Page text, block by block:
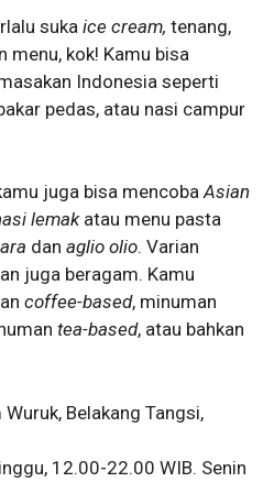
suka ice cream, tenang,
menu, kok! Kamu bisa
Indonesia seperti
pedas, atau nasi campur
juga bisa mencobaAsian
lemakatau menu pasta
dan aglio olio. Varian
juga beragam. Kamu
coffee-based, minuman
tea-based, atau bahkan
Belakang Tangsi,
12.00-22.00 WIB. Senin